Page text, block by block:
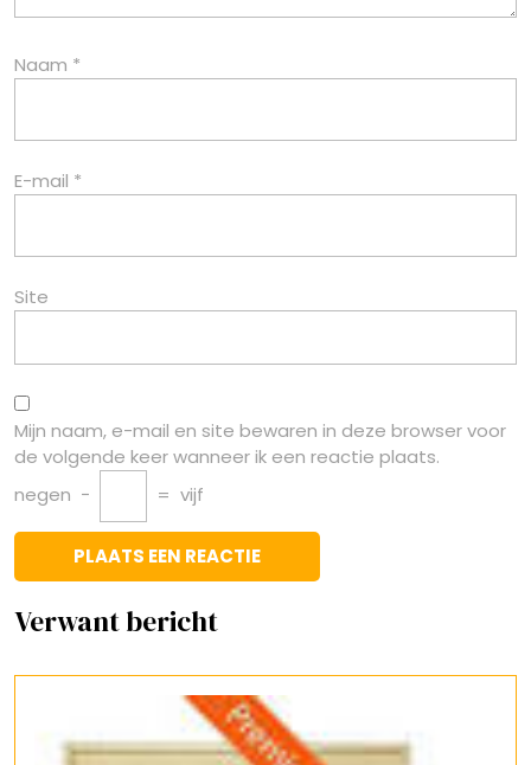
Naam *
E-mail *
Site
Mijn naam, e-mail en site bewaren in deze browser voor
de volgende keer wanneer ik een reactie plaats.
negen − = vijf
Verwant bericht